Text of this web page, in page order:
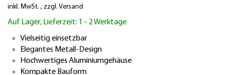
der
springen
inkl. MwSt. , zzgl. Versand
Auf Lager, Lieferzeit: 1 - 2 Werktage
Vielseitig einsetzbar
Elegantes Metall-Design
Hochwertiges Aluminiumgehäuse
Kompakte Bauform